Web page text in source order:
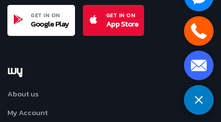
GET IN ON
Google Play
GET IN ON
App Store
เมนู
About us
My Account